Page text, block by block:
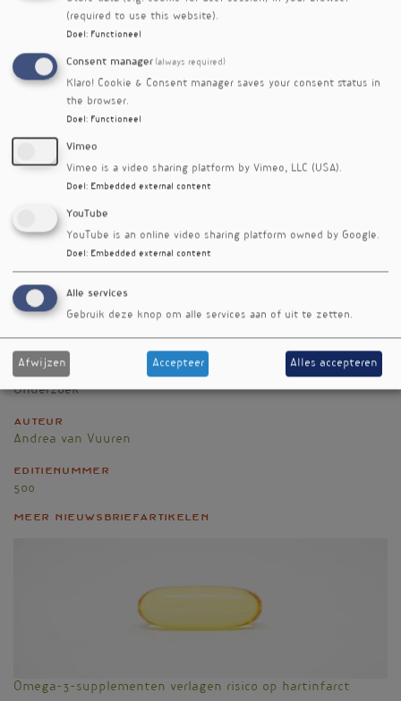
darmmicrobiota en gezondheidsproblemen
zoals obesitas.
Hoewel het om een kleine studie gaat, draag de
uitkomst bij aan het groeiende bewijs dat een
moderne leefstijl nadelig is voor onze
het milieu hier het meest toe bijdragen. Wat
meer tijd in de natuur kan in elk geval geen
Referenties
Morandini F, Perez K, Brot L, Seck SM, Tibère L, Grill J-P,
et al. Urbanization associates with restricted gut
Iscience. 2023;26(11).
Nieuwsbriefartikel
Rubriek
Onderzoek
Auteur
Andrea van Vuuren
Editienummer
500
Meer nieuwsbriefartikelen
Omega-3-supplementen verlagen risico op hartinfarct
(required to use this website).
Doel : Functioneel
Consent manager (always required)
Klaro! Cookie & Consent manager saves your consent status in
the browser.
Doel : Functioneel
Vimeo
Vimeo is a video sharing platform by Vimeo, LLC (USA).
Doel : Embedded external content
YouTube
YouTube is an online video sharing platform owned by Google.
Doel : Embedded external content
Alle services
Gebruik deze knop om alle services aan of uit te zetten.
Afwijzen Accepteer Alles accepteren